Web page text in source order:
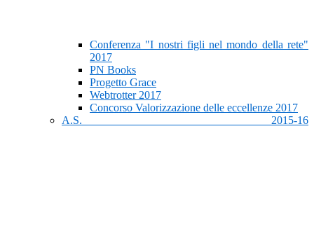
Conferenza "I nostri figli nel mondo della rete"
2017
PN Books
Progetto Grace
Webtrotter 2017
Concorso Valorizzazione delle eccellenze 2017
A.S. 2015-16